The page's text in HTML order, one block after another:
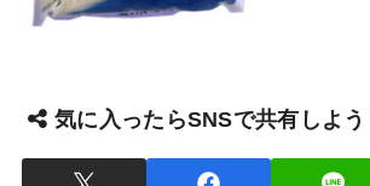
気に入ったらSNSで共有しよう